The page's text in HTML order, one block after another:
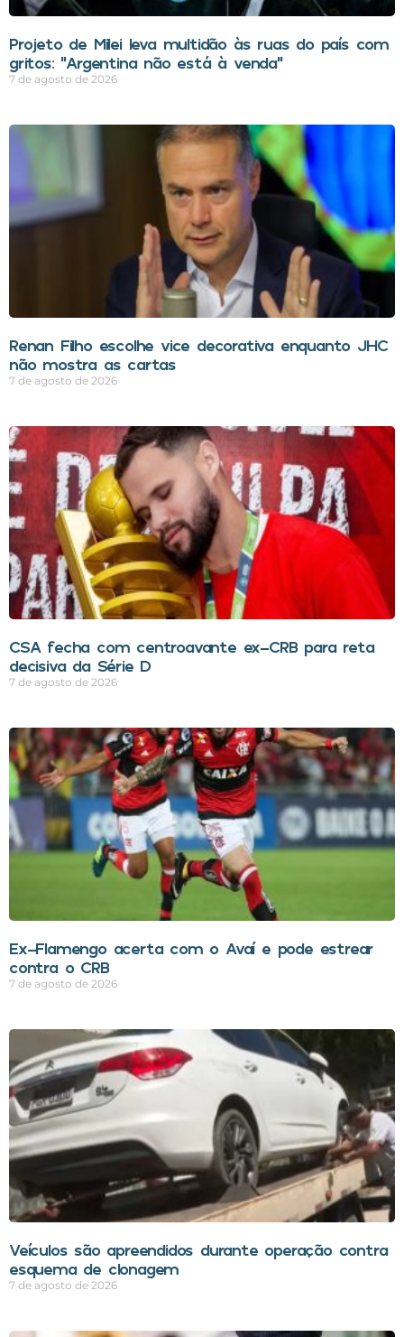
Projeto de Milei leva multidão às ruas do país com
gritos: “Argentina não está à venda”
7 de agosto de 2026
Renan Filho escolhe vice decorativa enquanto JHC
não mostra as cartas
7 de agosto de 2026
CSA fecha com centroavante ex-CRB para reta
decisiva da Série D
7 de agosto de 2026
Ex-Flamengo acerta com o Avaí e pode estrear
contra o CRB
7 de agosto de 2026
Veículos são apreendidos durante operação contra
esquema de clonagem
7 de agosto de 2026